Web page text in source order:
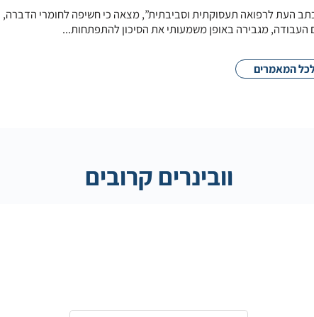
העת לרפואה תעסוקתית וסביבתית”, מצאה כי חשיפה לחומרי הדברה,
העבודה, מגבירה באופן משמעותי את הסיכון להתפתחות...
המאמרים
וובינרים קרובים